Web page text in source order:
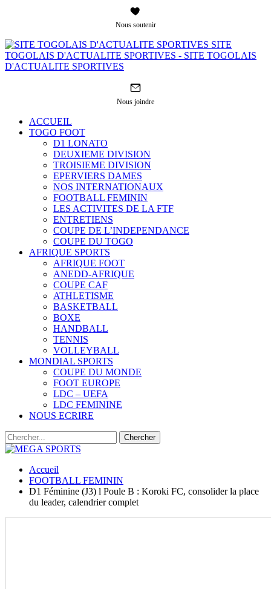
Nous soutenir
SITE
TOGOLAIS D'ACTUALITE SPORTIVES - SITE TOGOLAIS
D'ACTUALITE SPORTIVES
Nous joindre
ACCUEIL
TOGO FOOT
D1 LONATO
DEUXIEME DIVISION
TROISIEME DIVISION
EPERVIERS DAMES
NOS INTERNATIONAUX
FOOTBALL FEMININ
LES ACTIVITES DE LA FTF
ENTRETIENS
COUPE DE L’INDEPENDANCE
COUPE DU TOGO
AFRIQUE SPORTS
AFRIQUE FOOT
ANEDD-AFRIQUE
COUPE CAF
ATHLETISME
BASKETBALL
BOXE
HANDBALL
TENNIS
VOLLEYBALL
MONDIAL SPORTS
COUPE DU MONDE
FOOT EUROPE
LDC – UEFA
LDC FEMININE
NOUS ECRIRE
Accueil
FOOTBALL FEMININ
D1 Féminine (J3) l Poule B : Koroki FC, consolider la place
du leader, calendrier complet